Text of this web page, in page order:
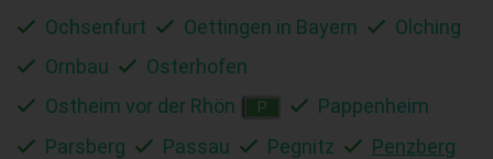
Ochsenfurt
Oettingen in Bayern
Olching
Ornbau
Osterhofen
Ostheim vor der Rhön
P
Pappenheim
Parsberg
Passau Pegnitz
Penzberg